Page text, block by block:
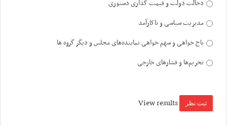
دخالت دولت و قیمت گذاری دستوری
مدیریت سیاسی و ناکارآمد
باج خواهی و سهم خواهی نماینده‌های مجلس و دیگر گروه ها
تحریم‌ها و فشارهای خارجی
View results